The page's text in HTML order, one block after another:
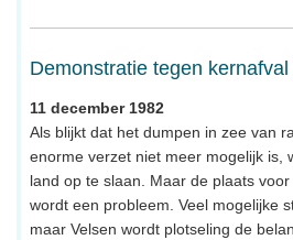
Demonstratie tegen kernafval
11 december 1982
Als blijkt dat het dumpen in zee van
enorme verzet niet meer mogelijk is,
land op te slaan. Maar de plaats
wordt een probleem. Veel mogelijke
maar Velsen wordt plotseling de